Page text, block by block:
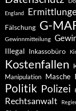
England
Fälschung G-
Gewinnmitteilung
Illegal Inkassobüro
Kostenfallen
Manipulation Masche
Politik Polizei
Rechtsanwalt